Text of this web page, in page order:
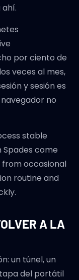
por ciento de
veces al mes,
y sesión es
no
stable
Spades come
occasional
routine and
A LA
un túnel, un
del portátil